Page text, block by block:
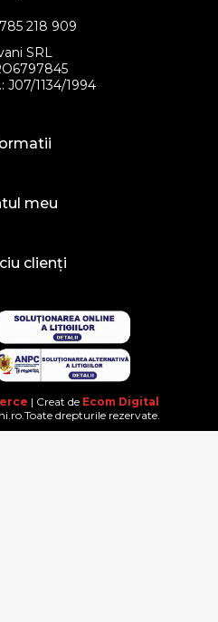
218 909
SRL
J07/1134/1994
meu
clienți
| Creat de Ecom Digital
drepturile rezervate.